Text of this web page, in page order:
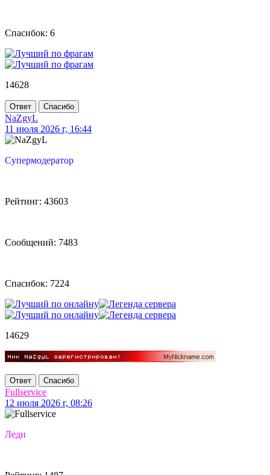
Спасибок: 6
14628
Ответ Спасибо
NaZgyL
11 июля 2026 г, 16:44
Супермодератор
Рейтинг: 43603
Сообщений: 7483
Спасибок: 7224
14629
Ответ Спасибо
Fullservice
12 июля 2026 г, 08:26
Леди